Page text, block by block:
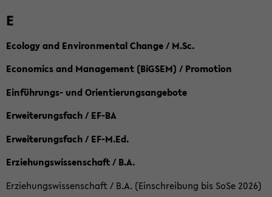
E
Ecology and Environmental Change / M.Sc.
Economics and Management (BiGSEM) / Promotion
Einführungs- und Orientierungsangebote
Erweiterungsfach / EF-BA
Erweiterungsfach / EF-M.Ed.
Erziehungswissenschaft / B.A.
Erziehungswissenschaft / B.A. (Einschreibung bis SoSe 2026)